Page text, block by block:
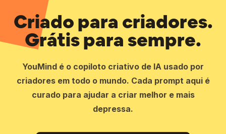
Criado para criadores.
Grátis para sempre.
YouMind é o copiloto criativo de IA usado por
criadores em todo o mundo. Cada prompt aqui é
curado para ajudar a criar melhor e mais
depressa.